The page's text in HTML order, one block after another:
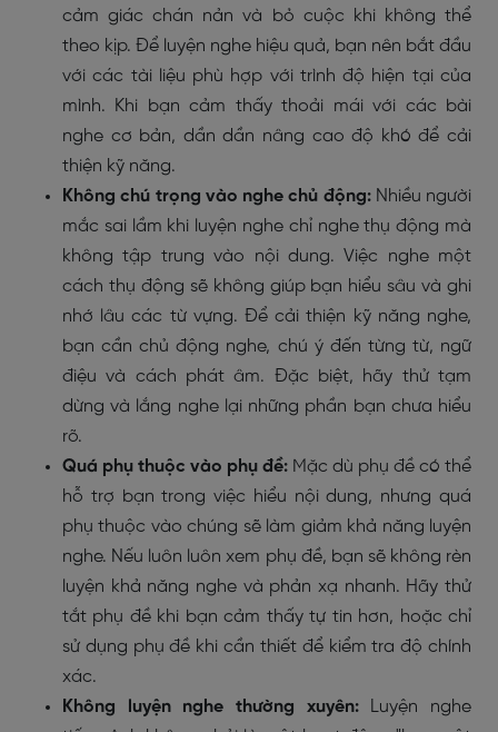
cảm giác chán nản và bỏ cuộc khi không thể
theo kịp. Để luyện nghe hiệu quả, bạn nên bắt đầu
với các tài liệu phù hợp với trình độ hiện tại của
mình. Khi bạn cảm thấy thoải mái với các bài
nghe cơ bản, dần dần nâng cao độ khó để cải
thiện kỹ năng.
Không chú trọng vào nghe chủ động: Nhiều người
mắc sai lầm khi luyện nghe chỉ nghe thụ động mà
không tập trung vào nội dung. Việc nghe một
cách thụ động sẽ không giúp bạn hiểu sâu và ghi
nhớ lâu các từ vựng. Để cải thiện kỹ năng nghe,
bạn cần chủ động nghe, chú ý đến từng từ, ngữ
điệu và cách phát âm. Đặc biệt, hãy thử tạm
dừng và lắng nghe lại những phần bạn chưa hiểu
rõ.
Quá phụ thuộc vào phụ đề: Mặc dù phụ đề có thể
hỗ trợ bạn trong việc hiểu nội dung, nhưng quá
phụ thuộc vào chúng sẽ làm giảm khả năng luyện
nghe. Nếu luôn luôn xem phụ đề, bạn sẽ không rèn
luyện khả năng nghe và phản xạ nhanh. Hãy thử
tắt phụ đề khi bạn cảm thấy tự tin hơn, hoặc chỉ
sử dụng phụ đề khi cần thiết để kiểm tra độ chính
xác.
Không luyện nghe thường xuyên:Luyện nghe